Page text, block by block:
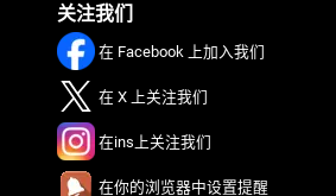
关注我们
在 Facebook 上加入我们
在 X 上关注我们
在ins上关注我们
在你的浏览器中设置提醒